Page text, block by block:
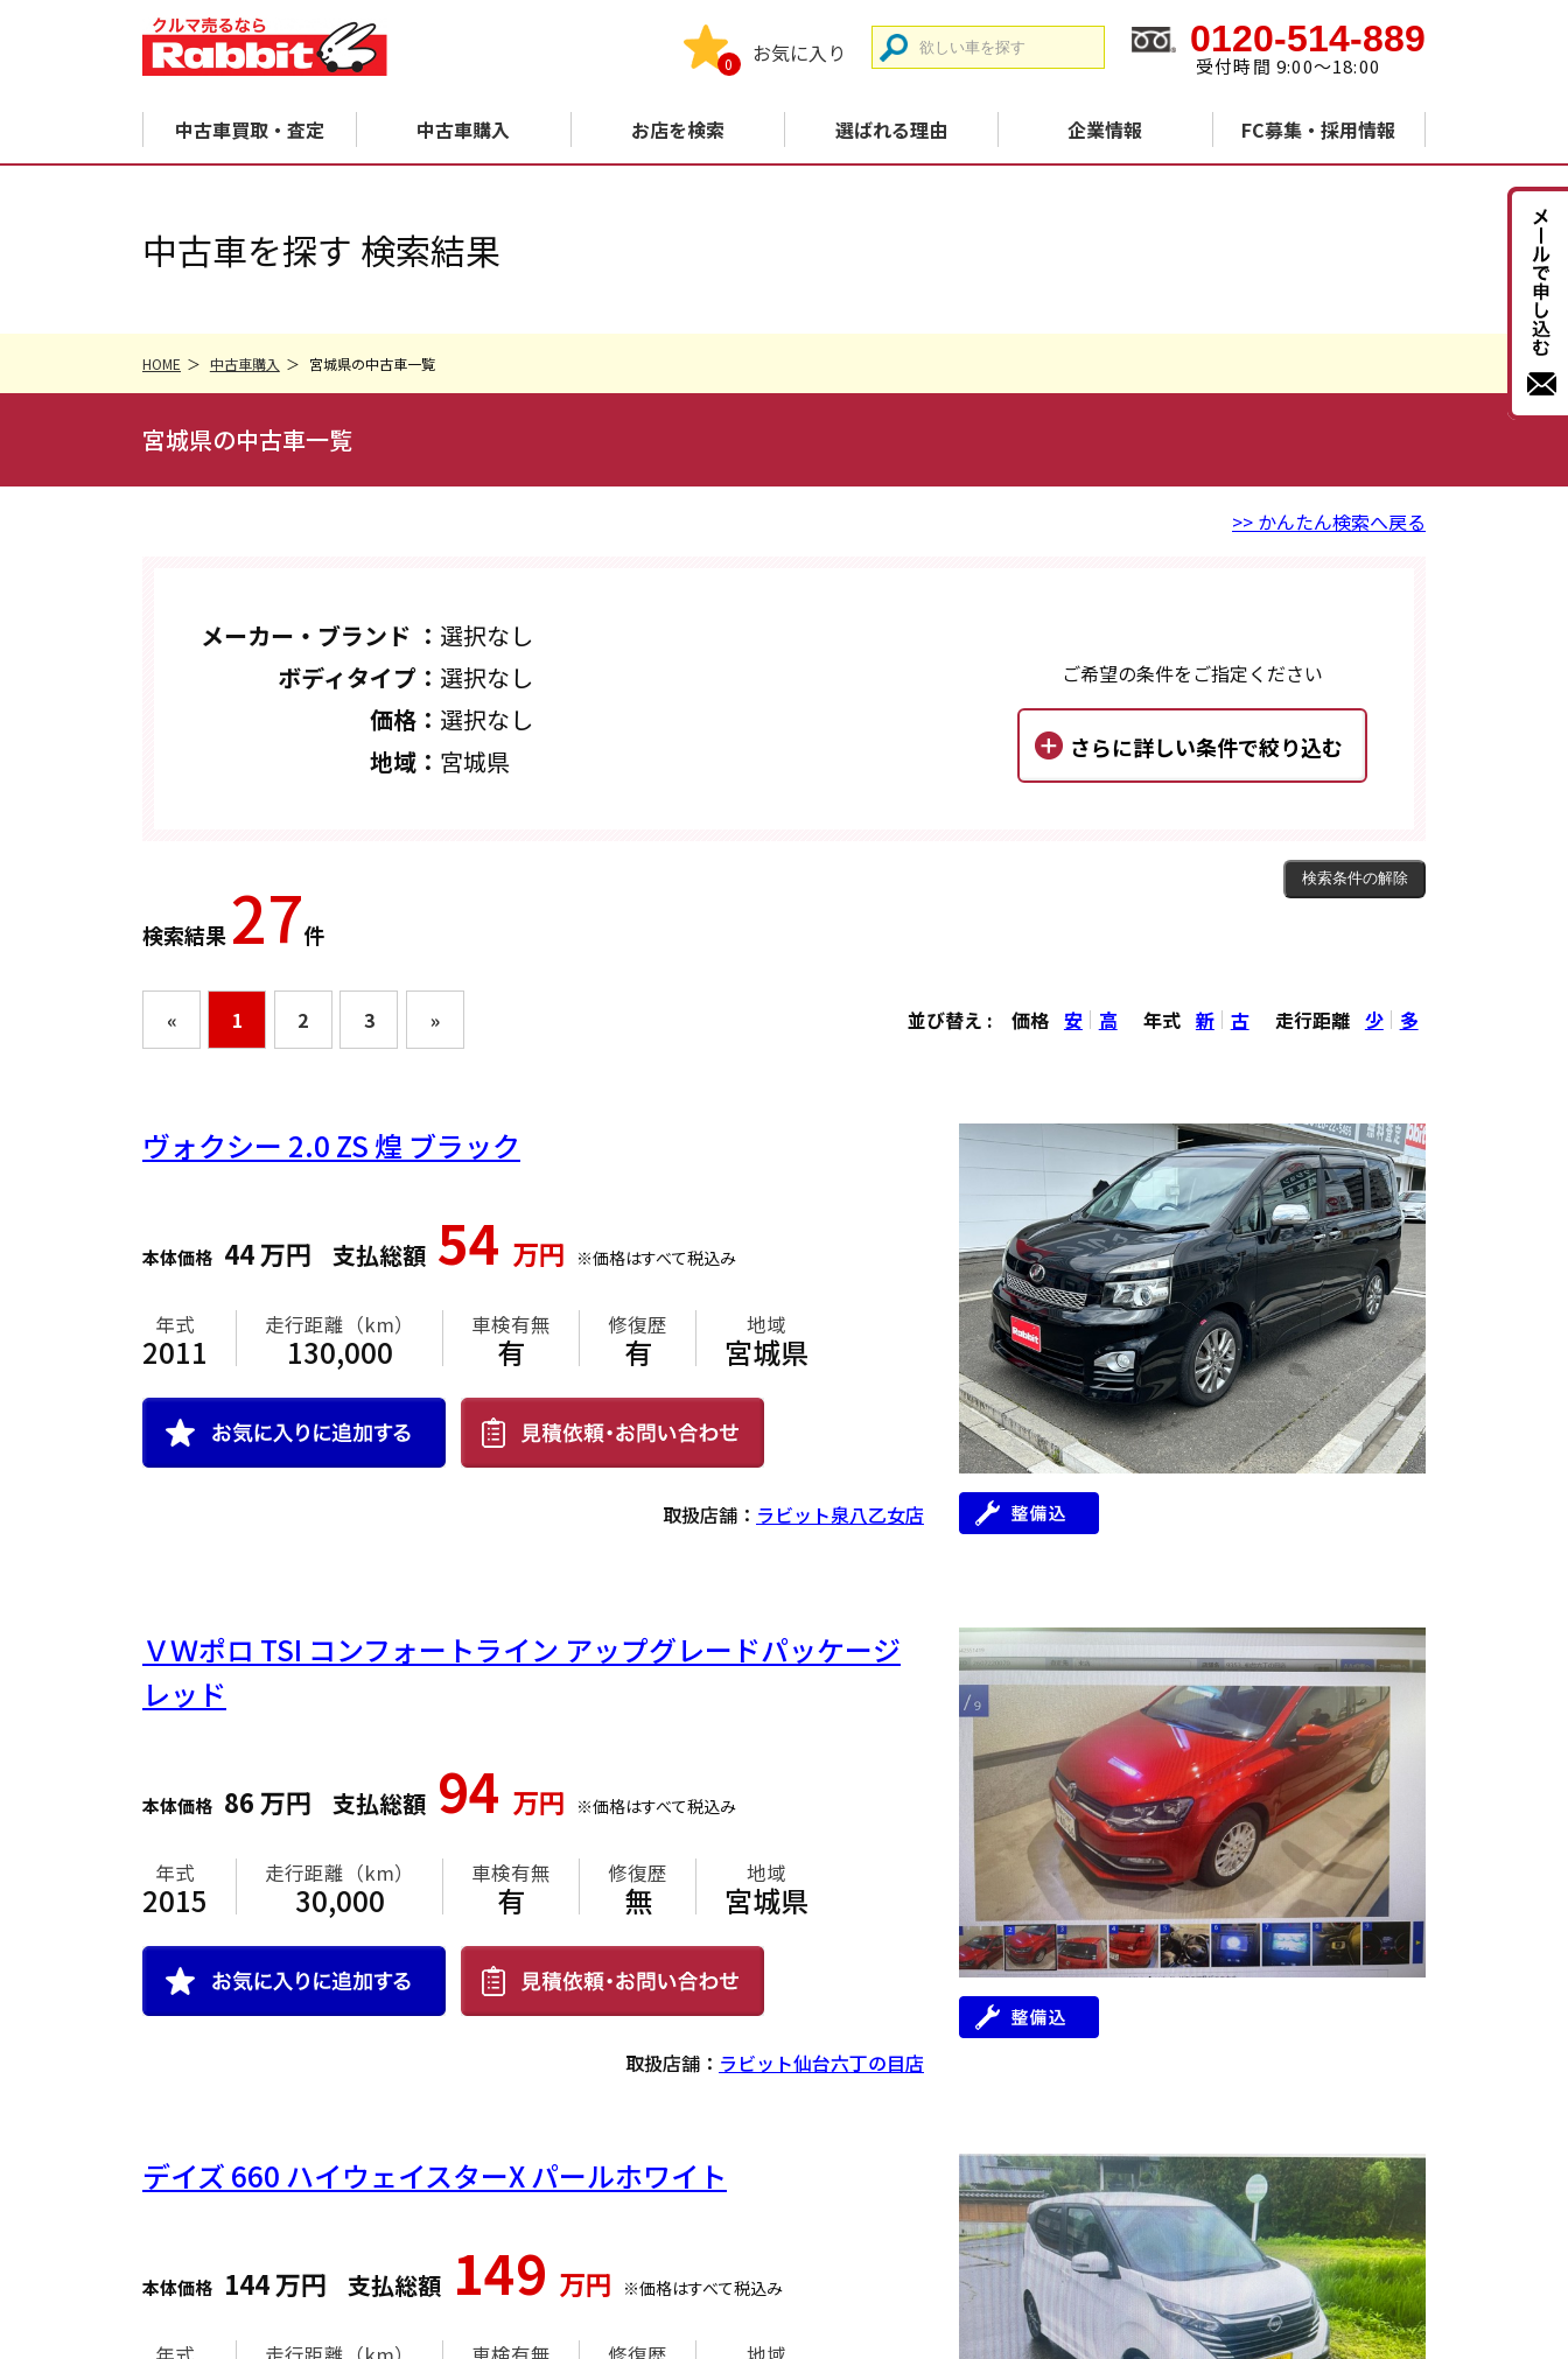
お気に入り
0
0120-514-889
受付時間 9:00～18:00
中古車買取・査定 中古車購入 お店を検索 選ばれる理由 企業情報 FC募集・採用情報
中古車を探す 検索結果
HOME 中古車購入 宮城県の中古車一覧
宮城県の中古車一覧
>> かんたん検索へ戻る
メーカー・ブランド ： 選択なし
ボディタイプ： 選択なし
価格： 選択なし
地域： 宮城県
ご希望の条件をご指定ください
検索結果 27件
« 1 2 3 » 並び替え : 価格 安 高 年式 新 古 走行距離 少 多
ヴォクシー 2.0 ZS 煌 ブラック
本体価格 44万円 支払総額 54 万円 ※価格はすべて税込み
年式
2011
走行距離（km）
130,000
車検有無
有
修復歴
有
地域
宮城県
取扱店舗： ラビット泉八乙女店
ＶＷポロ TSI コンフォートライン アップグレードパッケージ
レッド
本体価格 86 万円 支払総額 94 万円 ※価格はすべて税込み
年式
2015
走行距離（km）
30,000
車検有無
有
修復歴
無
地域
宮城県
取扱店舗： ラビット仙台六丁の目店
デイズ 660 ハイウェイスターX パールホワイト
本体価格 144万円 支払総額 149 万円 ※価格はすべて税込み